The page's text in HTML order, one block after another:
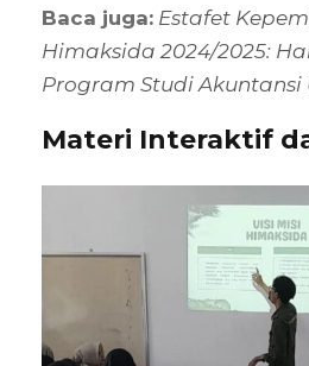
Baca juga: Estafet
Himaksida 2024/2025:
Program Studi Akuntansi
Materi Interaktif